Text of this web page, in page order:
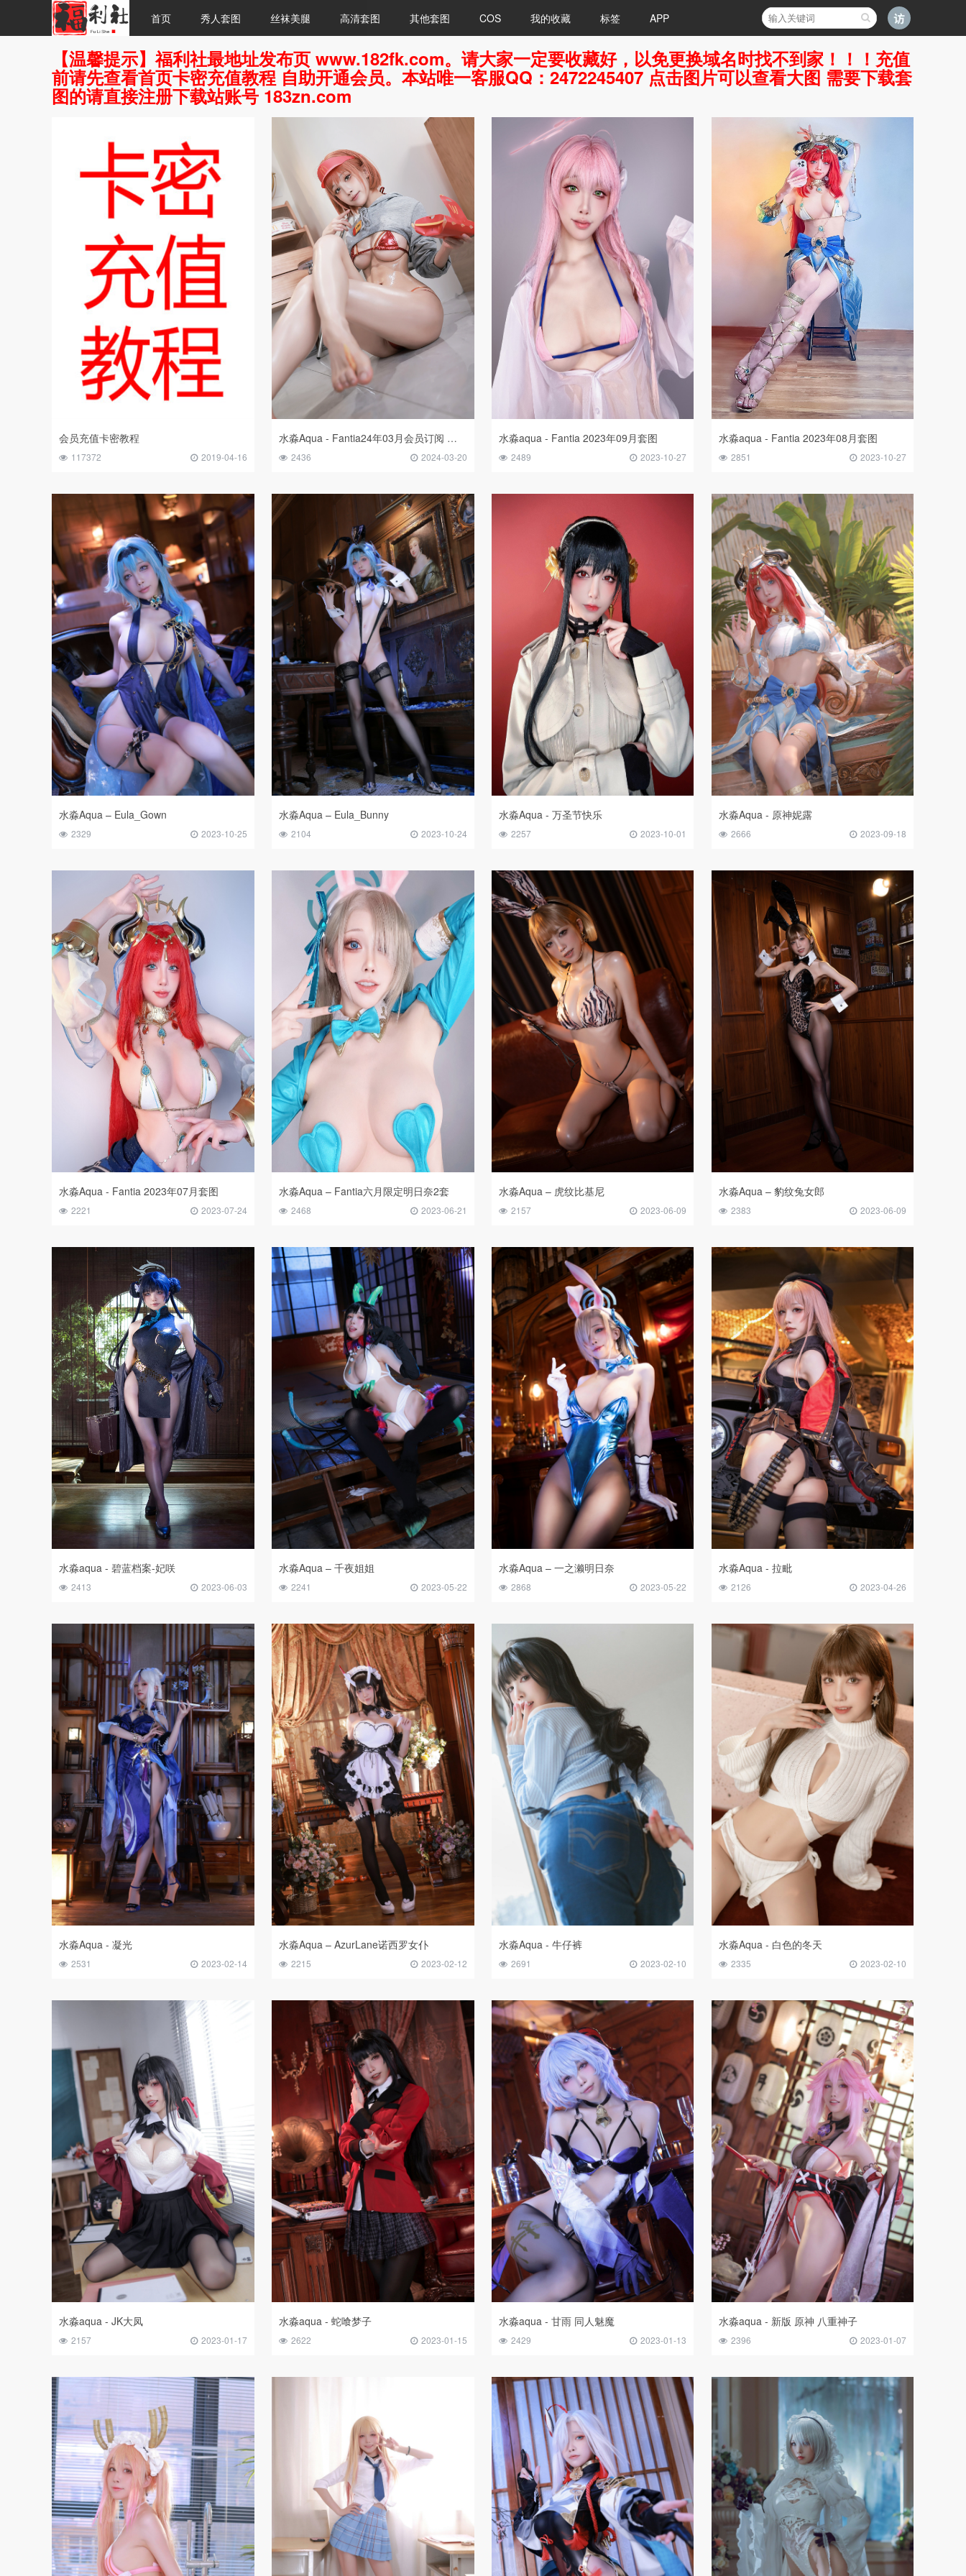
首页 秀人套图 丝袜美腿 高清套图 其他套图 COS 我的收藏 标签 APP
【温馨提示】福利社最地址发布页 www.182fk.com。请大家一定要收藏好，以免更换域名时找不到家！！！充值
前请先查看首页卡密充值教程 自助开通会员。本站唯一客服QQ：2472245407 点击图片可以查看大图 需要下载套
图的请直接注册下载站账号 183zn.com
会员充值卡密教程
117372 2019-04-16
水淼Aqua - Fantia24年03月会员订阅 『2月』MC MOMMY
2436 2024-03-20
水淼aqua - Fantia 2023年09月套图
2489 2023-10-27
水淼aqua - Fantia 2023年08月套图
2851 2023-10-27
水淼Aqua – Eula_Gown
2329 2023-10-25
水淼Aqua – Eula_Bunny
2104 2023-10-24
水淼Aqua - 万圣节快乐
2257 2023-10-01
水淼Aqua - 原神妮露
2666 2023-09-18
水淼Aqua - Fantia 2023年07月套图
2221 2023-07-24
水淼Aqua – Fantia六月限定明日奈2套
2468 2023-06-21
水淼Aqua – 虎纹比基尼
2157 2023-06-09
水淼Aqua – 豹纹兔女郎
2383 2023-06-09
水淼aqua - 碧蓝档案-妃咲
2413 2023-06-03
水淼Aqua – 千夜姐姐
2241 2023-05-22
水淼Aqua – 一之濑明日奈
2868 2023-05-22
水淼Aqua - 拉毗
2126 2023-04-26
水淼Aqua - 凝光
2531 2023-02-14
水淼Aqua – AzurLane诺西罗女仆
2215 2023-02-12
水淼Aqua - 牛仔裤
2691 2023-02-10
水淼Aqua - 白色的冬天
2335 2023-02-10
水淼aqua - JK大凤
2157 2023-01-17
水淼aqua - 蛇喰梦子
2622 2023-01-15
水淼aqua - 甘雨 同人魅魔
2429 2023-01-13
水淼aqua - 新版 原神 八重神子
2396 2023-01-07